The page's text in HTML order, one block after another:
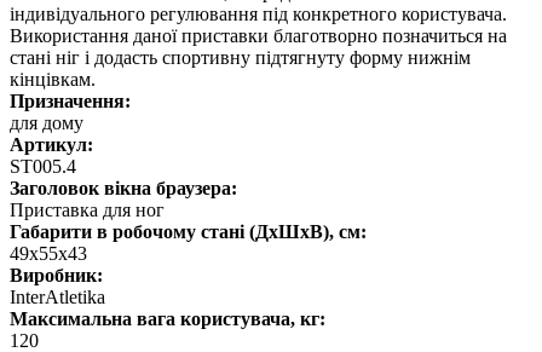
індивідуального регулювання під конкретного користувача.
Використання даної приставки благотворно позначиться на
стані ніг і додасть спортивну підтягнуту форму нижнім
кінцівкам.
Призначення:
для дому
Артикул:
SТ005.4
Заголовок вікна браузера:
Приставка для ног
Габарити в робочому стані (ДхШхВ), см:
49x55x43
Виробник:
InterAtletika
Максимальна вага користувача, кг:
120